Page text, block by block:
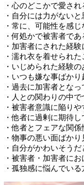
・心のどこかで愛さ
・自分には力がない
・常に、可能性を感
・何処かで被害者で
・加害者にされた経
・濡れ衣を着せられ
・いじめられた経験
・いつも嫌な事ばか
・過去に加害者とな
・人との関わりの中
・被害者意識に陥り
・他者に過剰に期待
・他者とフェアな関
・物事の悪い面ばか
・自分がかわいそう
・被害者・加害者に
・孤独感に悩んでいる